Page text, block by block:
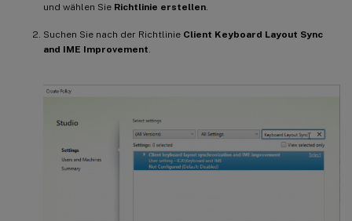
und wählen Sie Richtlinie erstellen
Suchen Sie nach der Richtlinie Client Keyboard Layout Sync
and IME Improvement